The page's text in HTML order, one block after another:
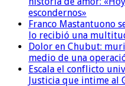
escondernos»
Franco Mastantuono
lo recibió una
Dolor en Chubut:
medio de una
Escala el conflicto
Justicia que intime al